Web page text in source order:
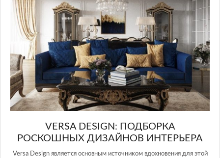
VERSA DESIGN: ПОДБОРКА
РОСКОШНЫХ ДИЗАЙНОВ ИНТЕРЬЕРА
Versa Design является основным источником вдохновения для этой